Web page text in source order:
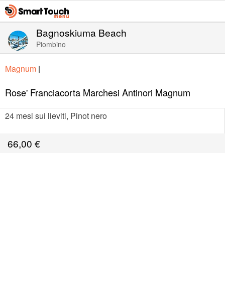
Bagnoskiuma Beach
Piombino
Magnum |
Rose' Franciacorta Marchesi Antinori Magnum
24 mesi sui lieviti, Pinot nero
66,00 €